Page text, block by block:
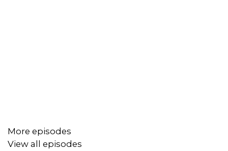
More episodes
View all episodes